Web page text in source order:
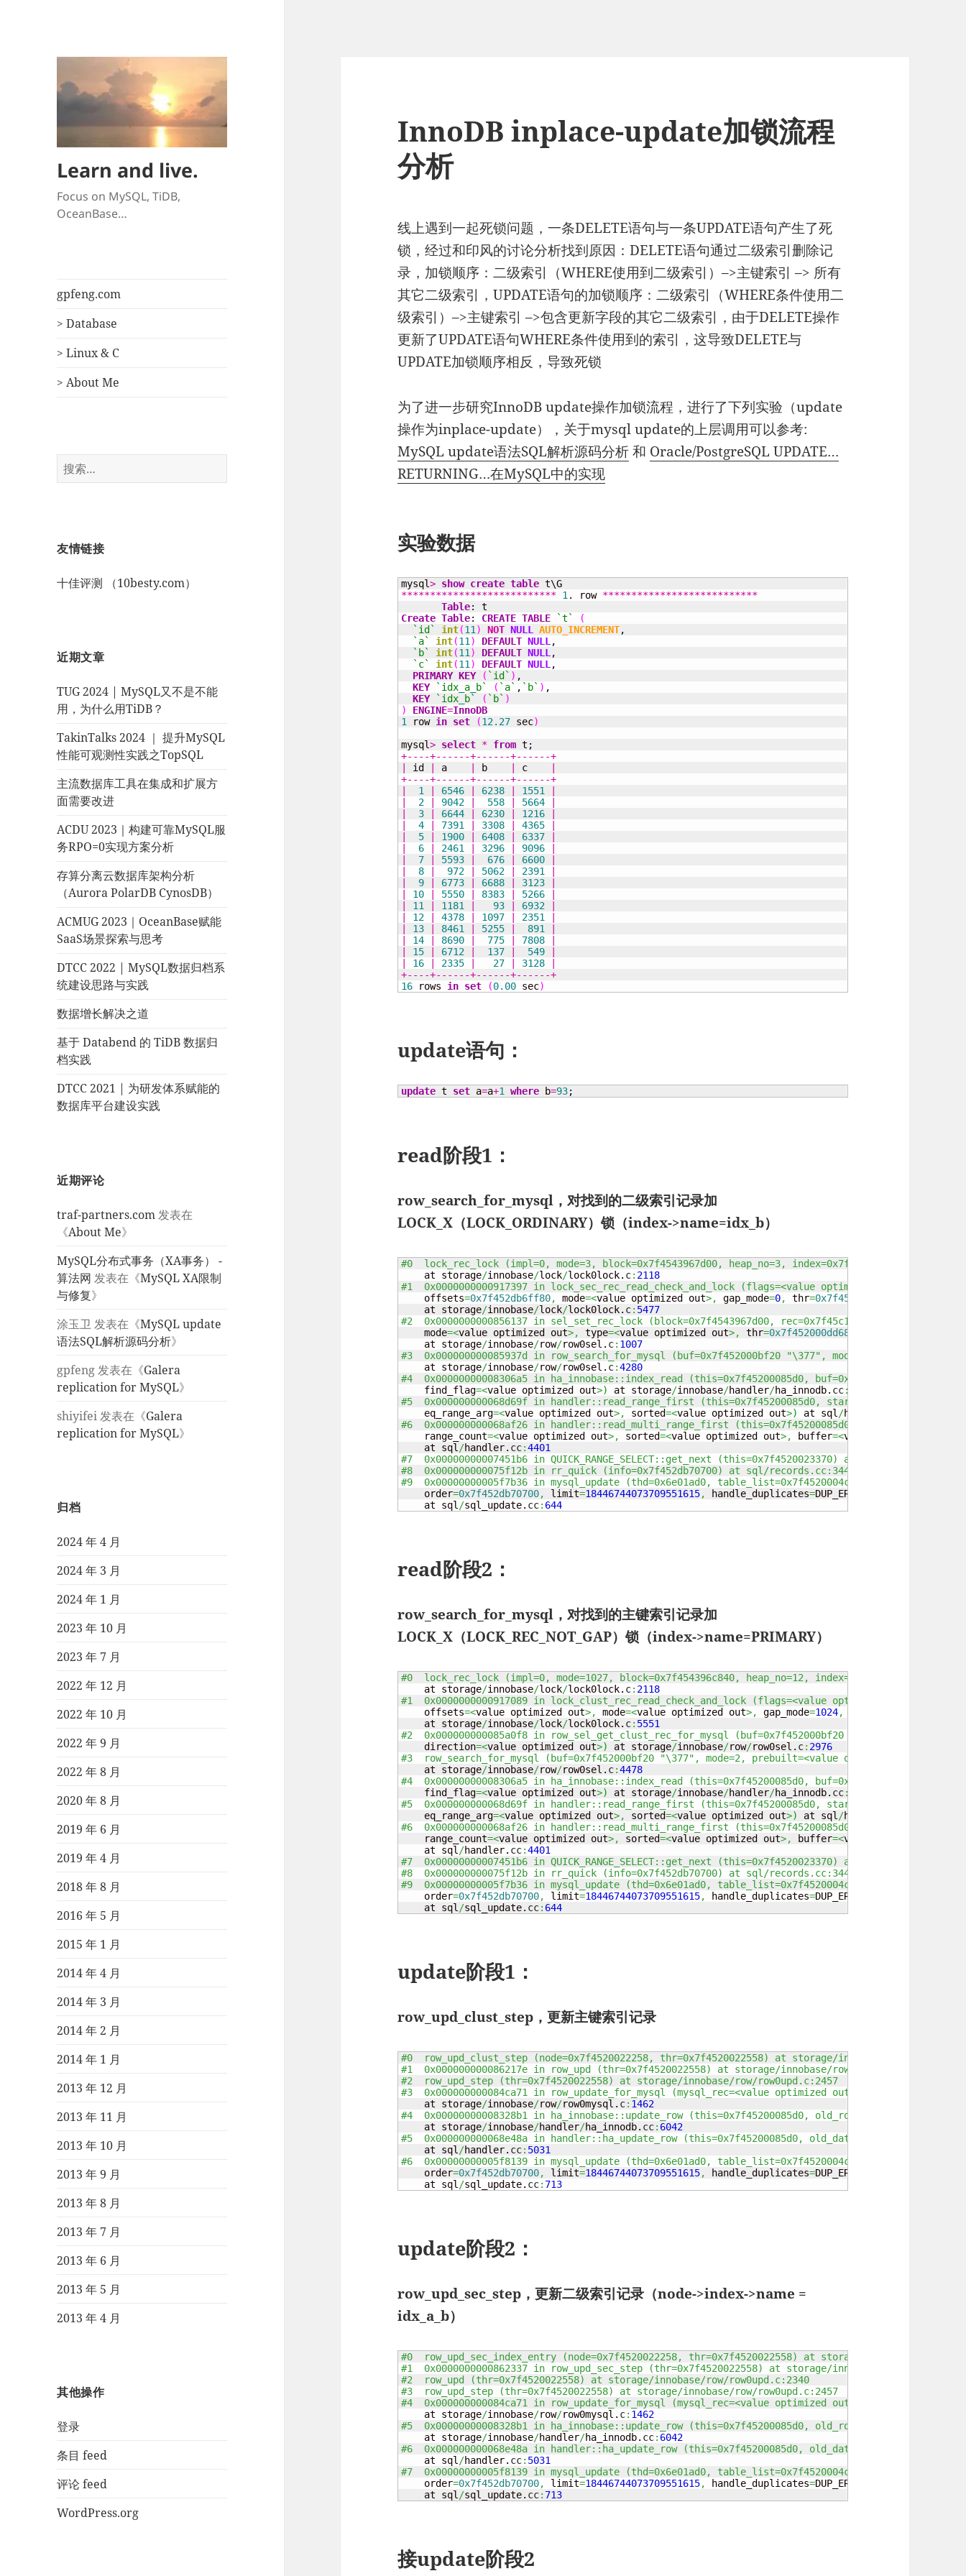
Learn and live.
Focus on MySQL, TiDB,
OceanBase…
gpfeng.com
> Database
> Linux & C
> About Me
搜
索：
友情链接
十佳评测 （10besty.com）
近期文章
TUG 2024 | MySQL又不是不能
用，为什么用TiDB？
TakinTalks 2024 ｜ 提升MySQL
性能可观测性实践之TopSQL
主流数据库工具在集成和扩展方
面需要改进
ACDU 2023｜构建可靠MySQL服
务RPO=0实现方案分析
存算分离云数据库架构分析
（Aurora PolarDB CynosDB）
ACMUG 2023｜OceanBase赋能
SaaS场景探索与思考
DTCC 2022 | MySQL数据归档系
统建设思路与实践
数据增长解决之道
基于 Databend 的 TiDB 数据归
档实践
DTCC 2021 | 为研发体系赋能的
数据库平台建设实践
近期评论
traf-partners.com发表在
《About Me》
MySQL分布式事务（XA事务） -
算法网 发表在《MySQL XA限制
与修复》
涂玉卫 发表在《MySQL update
语法SQL解析源码分析》
gpfeng发表在《Galera
replication for MySQL》
shiyifei发表在《Galera
replication for MySQL》
归档
2024 年 4 月
2024 年 3 月
2024 年 1 月
2023 年 10 月
2023 年 7 月
2022 年 12 月
2022 年 10 月
2022 年 9 月
2022 年 8 月
2020 年 8 月
2019 年 6 月
2019 年 4 月
2018 年 8 月
2016 年 5 月
2015 年 1 月
2014 年 4 月
2014 年 3 月
2014 年 2 月
2014 年 1 月
2013 年 12 月
2013 年 11 月
2013 年 10 月
2013 年 9 月
2013 年 8 月
2013 年 7 月
2013 年 6 月
2013 年 5 月
2013 年 4 月
其他操作
登录
条目 feed
评论 feed
WordPress.org
InnoDB inplace-update加锁流程
分析
线上遇到一起死锁问题，一条DELETE语句与一条UPDATE语句产生了死
锁，经过和印风的讨论分析找到原因：DELETE语句通过二级索引删除记
录，加锁顺序：二级索引（WHERE使用到二级索引）–>主键索引 –> 所有
其它二级索引，UPDATE语句的加锁顺序：二级索引（WHERE条件使用二
级索引）–>主键索引 –>包含更新字段的其它二级索引，由于DELETE操作
更新了UPDATE语句WHERE条件使用到的索引，这导致DELETE与
UPDATE加锁顺序相反，导致死锁
为了进一步研究InnoDB update操作加锁流程，进行了下列实验（update
操作为inplace-update），关于mysql update的上层调用可以参考:
MySQL update语法SQL解析源码分析和 Oracle/PostgreSQL UPDATE…
RETURNING…在MySQL中的实现
实验数据
mysql> show create table
*************************** 1 . row ***************************
Table
Create Table: CREATE TABLE `t`
(
`id`
int(11 ) NOT NULL AUTO_INCREMENT,
`a`
int(11 ) DEFAULT NULL ,
`b`
int(11 ) DEFAULT NULL ,
`c`
int(11 ) DEFAULT NULL ,
PRIMARY KEY
( `id` ) ,
KEY
`idx a b` ( `a` , `b` ) ,
KEY
`idx b` ( `b` )
)
ENGINE=InnoDB
1
row in set (12.27 sec)
mysql> select * from t ;
+----+------+------+------+
id a b c
+----+------+------+------+
1 6546 6238 1551
2 9042 558 5664
3 6644 6230 1216
4 7391 3308 4365
5 1900 6408 6337
6 2461 3296 9096
7 5593 676 6600
8 972 5062 2391
9 6773 6688 3123
10 5550 8383 5266
11 1181 93 6932
12 4378 1097 2351
13 8461 5255 891
14 8690 775 7808
15 6712 137 549
16 2335 27 3128
+----+------+------+------+
16 rows in set (0.00 sec)
update语句：
update t set a=a+1 where b=93;
read阶段1：
row_search_for_mysql，对找到的二级索引记录加
LOCK_X（LOCK_ORDINARY）锁（index->name=idx_b）
#0  lock_rec_lock (impl=0, mode=3, block=0x7f4543967d00, heap_no=3, index=0x7f4520023b68,
    at storage
/innobase/lock/lock0lock. c: 2118
#1  0x0000000000917397 in lock_sec_rec_read_check_and_lock (flags=<value optimized out>,
    offsets
=0x7f452db6ff80, mode=<value optimized out>, gap_mode=0, thr=0x7f452000dd68
    at storage
/innobase/lock/lock0lock. c: 5477
#2  0x0000000000856137 in sel_set_rec_lock (block=0x7f4543967d00, rec=0x7f45c1af408c "\200",
    mode
=<value optimized out>, type=<value optimized out>, thr=0x7f452000dd68
    at storage
/innobase/row/row0sel. c: 1007
#3  0x000000000085937d in row_search_for_mysql (buf=0x7f452000bf20 "\377", mode=2,
    at storage
/innobase/row/row0sel. c:4280
#4  0x00000000008306a5 in ha_innobase::index_read (this=0x7f45200085d0, buf=0x7f452000bf20
    find_flag
=<value optimized out>) at storage/innobase/handler/ha_innodb. cc:
#5  0x000000000068d69f in handler::read_range_first (this=0x7f45200085d0, start_key=<value
    eq_range_arg
=<value optimized out>, sorted=<value optimized out>) at sql /handler.
#6  0x000000000068af26 in handler::read_multi_range_first (this=0x7f45200085d0,
    range_count
=<value optimized out>, sorted=<value optimized out>, buffer=<value optimized out
    at sql
/handler. cc:4401
#7  0x00000000007451b6 in QUICK_RANGE_SELECT::get_next (this=0x7f4520023370) at sql/
#8  0x000000000075f12b in rr_quick (info=0x7f452db70700) at sql/records.cc:344
#9  0x00000000005f7b36 in mysql_update (thd=0x6e01ad0, table_list=0x7f4520004cb0, fields=...,
    order
=0x7f452db70700, limit=18446744073709551615, handle_duplicates=DUP_ERROR
    at sql
/sql_update. cc: 644
read阶段2：
row_search_for_mysql，对找到的主键索引记录加
LOCK_X（LOCK_REC_NOT_GAP）锁（index->name=PRIMARY）
#0  lock_rec_lock (impl=0, mode=1027, block=0x7f454396c840, heap_no=12, index=0x7f452000d238,
    at storage
/innobase/lock/lock0lock. c: 2118
#1  0x0000000000917089 in lock_clust_rec_read_check_and_lock (flags=<value optimized out>,
    offsets
=<value optimized out>, mode=<value optimized out>, gap_mode=1024,
    at storage
/innobase/lock/lock0lock. c: 5551
#2  0x000000000085a0f8 in row_sel_get_clust_rec_for_mysql (buf=0x7f452000bf20 "\377", mode=2,
    direction
=<value optimized out>) at storage/innobase/row/row0sel. c: 2976
#3  row_search_for_mysql (buf=0x7f452000bf20 "\377", mode=2, prebuilt=<value optimized out>,
    at storage
/innobase/row/row0sel. c:4478
#4  0x00000000008306a5 in ha_innobase::index_read (this=0x7f45200085d0, buf=0x7f452000bf20
    find_flag
=<value optimized out>) at storage/innobase/handler/ha_innodb. cc:
#5  0x000000000068d69f in handler::read_range_first (this=0x7f45200085d0, start_key=<value
    eq_range_arg
=<value optimized out>, sorted=<value optimized out>) at sql /handler.
#6  0x000000000068af26 in handler::read_multi_range_first (this=0x7f45200085d0,
    range_count
=<value optimized out>, sorted=<value optimized out>, buffer=<value optimized out
    at sql
/handler. cc:4401
#7  0x00000000007451b6 in QUICK_RANGE_SELECT::get_next (this=0x7f4520023370) at sql/
#8  0x000000000075f12b in rr_quick (info=0x7f452db70700) at sql/records.cc:344
#9  0x00000000005f7b36 in mysql_update (thd=0x6e01ad0, table_list=0x7f4520004cb0, fields=...,
    order
=0x7f452db70700, limit=18446744073709551615, handle_duplicates=DUP_ERROR
    at sql
/sql_update. cc: 644
update阶段1：
row_upd_clust_step，更新主键索引记录
#0  row_upd_clust_step (node=0x7f4520022258, thr=0x7f4520022558) at storage/innobase/row/
#1  0x000000000086217e in row_upd (thr=0x7f4520022558) at storage/innobase/row/row0upd.c:2317
#2  row_upd_step (thr=0x7f4520022558) at storage/innobase/row/row0upd.c:2457
#3  0x000000000084ca71 in row_update_for_mysql (mysql_rec=<value optimized out>,
    at storage
/innobase/row/row0mysql. c: 1462
#4  0x00000000008328b1 in ha_innobase::update_row (this=0x7f45200085d0, old_row=0x7f452000bf38
    at storage
/innobase/handler/ha_innodb. cc: 6042
#5  0x000000000068e48a in handler::ha_update_row (this=0x7f45200085d0, old_data=0x7f452000bf38
    at sql
/handler. cc: 5031
#6  0x00000000005f8139 in mysql_update (thd=0x6e01ad0, table_list=0x7f4520004cb0, fields=...,
    order
=0x7f452db70700, limit=18446744073709551615, handle_duplicates=DUP_ERROR
    at sql
/sql_update. cc: 713
update阶段2：
row_upd_sec_step，更新二级索引记录（node->index->name =
idx_a_b）
#0  row_upd_sec_index_entry (node=0x7f4520022258, thr=0x7f4520022558) at storage/innobase/row/
#1  0x0000000000862337 in row_upd_sec_step (thr=0x7f4520022558) at storage/innobase/row/
#2  row_upd (thr=0x7f4520022558) at storage/innobase/row/row0upd.c:2340
#3  row_upd_step (thr=0x7f4520022558) at storage/innobase/row/row0upd.c:2457
#4  0x000000000084ca71 in row_update_for_mysql (mysql_rec=<value optimized out>,
    at storage
/innobase/row/row0mysql. c: 1462
#5  0x00000000008328b1 in ha_innobase::update_row (this=0x7f45200085d0, old_row=0x7f452000bf38
    at storage
/innobase/handler/ha_innodb. cc: 6042
#6  0x000000000068e48a in handler::ha_update_row (this=0x7f45200085d0, old_data=0x7f452000bf38
    at sql
/handler. cc: 5031
#7  0x00000000005f8139 in mysql_update (thd=0x6e01ad0, table_list=0x7f4520004cb0, fields=...,
    order
=0x7f452db70700, limit=18446744073709551615, handle_duplicates=DUP_ERROR
    at sql
/sql_update. cc: 713
接update阶段2